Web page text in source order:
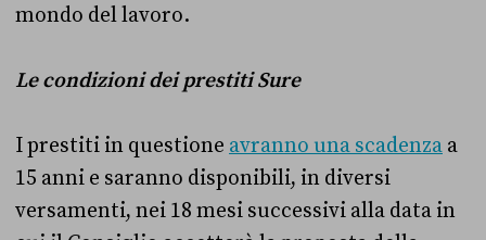
mondo del lavoro.
Le condizioni dei prestiti Sure
I prestiti in questione avranno una scadenza a
15 anni e saranno disponibili, in diversi
versamenti, nei 18 mesi successivi alla data in